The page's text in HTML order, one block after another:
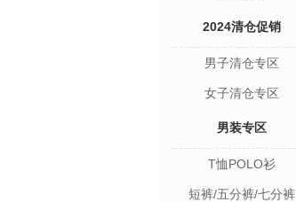
2024清仓促销
男子清仓专区
女子清仓专区
男装专区
T恤POLO衫
短裤/五分裤/七分裤